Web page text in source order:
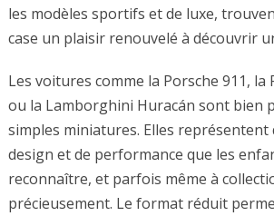
les modèles sportifs et de luxe,
case un plaisir renouvelé à découvrir
Les voitures comme la Porsche 911,
ou la Lamborghini Huracán sont bien
simples miniatures. Elles représentent
design et de performance que les
reconnaître, et parfois même à
précieusement. Le format réduit